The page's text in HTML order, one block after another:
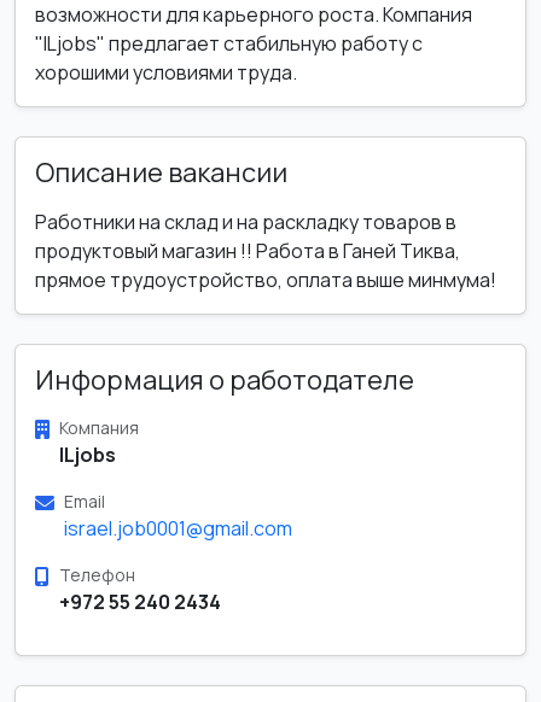
возможности для карьерного роста. Компания
"ILjobs" предлагает стабильную работу с
хорошими условиями труда.
Описание вакансии
Работники на склад и на раскладку товаров в
продуктовый магазин !! Работа в Ганей Тиква,
прямое трудоустройство, оплата выше минмума!
Информация о работодателе
Компания
ILjobs
Email
israel.job0001@gmail.com
Телефон
+972 55 240 2434